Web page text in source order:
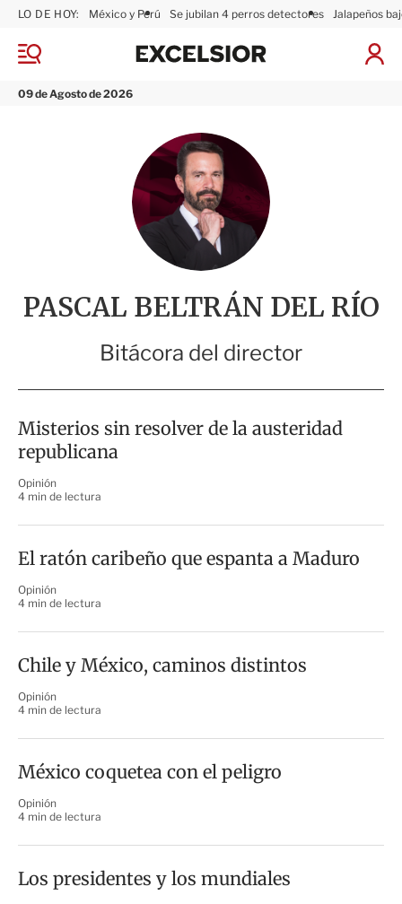
M
n
09 de Agosto de 2026
LO DE HOY: México y Perú Se jubilan 4 perros detectores Jalapeños
I
x
r
PASCAL BELTRÁN DEL RÍO
Bitácora del director
Misterios sin resolver de la austeridad
republicana
Opinión
4 min de lectura
El ratón caribeño que espanta a Maduro
Opinión
4 min de lectura
Chile y México, caminos distintos
Opinión
4 min de lectura
México coquetea con el peligro
Opinión
4 min de lectura
Los presidentes y los mundiales